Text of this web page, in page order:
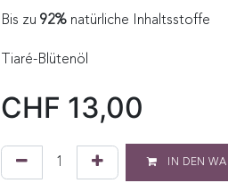
Bis zu 92% natürliche Inhaltsstoffe
Tiaré-Blütenöl
CHF 13,00
IN DEN